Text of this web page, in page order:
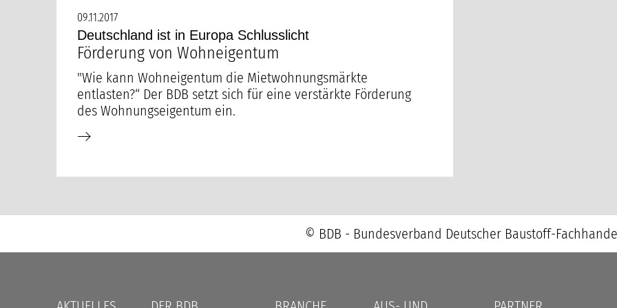
09.11.2017
Deutschland ist in Europa Schlusslicht
Förderung von Wohneigentum
"Wie kann Wohneigentum die Mietwohnungsmärkte
entlasten?“ Der BDB setzt sich für eine verstärkte Förderung
des Wohnungseigentum ein.
© BDB - Bundesverband Deutscher Baustoff-